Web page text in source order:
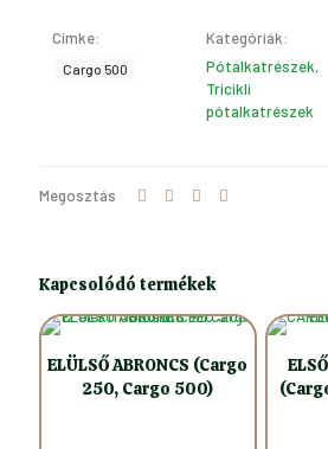
Címke:
Cargo 500
Kategóriák:
Pótalkatrészek,
Tricikli
pótalkatrészek
Megosztás
Kapcsolódó termékek
ELÜLSŐ ABRONCS (Cargo
250, Cargo 500)